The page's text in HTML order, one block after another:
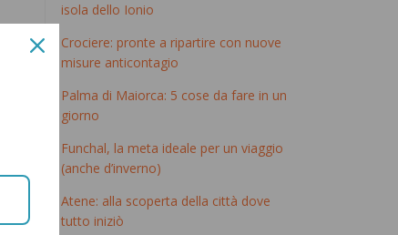
isola dello Ionio
Crociere: pronte a ripartire con nuove
misure anticontagio
Palma di Maiorca: 5 cose da fare in un
giorno
Funchal, la meta ideale per un viaggio
(anche d’inverno)
Atene: alla scoperta della città dove
tutto iniziò